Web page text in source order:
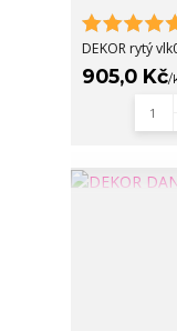
DEKOR rytý
905,0 Kč/